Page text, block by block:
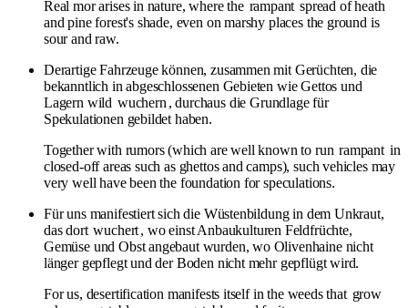
Real mor arises in nature, where the rampant spread of heath
and pine forest's shade, even on marshy places the ground is
sour and raw.
Derartige Fahrzeuge können, zusammen mit Gerüchten, die
bekanntlich in abgeschlossenen Gebieten wie Gettos und
Lagern wild wuchern , durchaus die Grundlage für
Spekulationen gebildet haben.
Together with rumors (which are well known to run rampant in
closed-off areas such as ghettos and camps), such vehicles may
very well have been the foundation for speculations.
Für uns manifestiert sich die Wüstenbildung in dem Unkraut,
das dort wuchert, wo einst Anbaukulturen Feldfrüchte,
Gemüse und Obst angebaut wurden, wo Olivenhaine nicht
länger gepflegt und der Boden nicht mehr gepflügt wird.
For us, desertification manifests itself in the weeds that grow